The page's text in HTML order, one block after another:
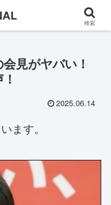
見がヤバい！
2025.06.14
ます。
検索